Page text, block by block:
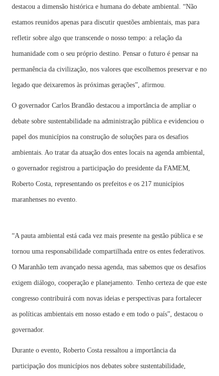
destacou a dimensão histórica e humana do debate ambiental. “Não
estamos reunidos apenas para discutir questões ambientais, mas para
refletir sobre algo que transcende o nosso tempo: a relação da
humanidade com o seu próprio destino. Pensar o futuro é pensar na
permanência da civilização, nos valores que escolhemos preservar e no
legado que deixaremos às próximas gerações”, afirmou.
O governador Carlos Brandão destacou a importância de ampliar o
debate sobre sustentabilidade na administração pública e evidenciou o
papel dos municípios na construção de soluções para os desafios
ambientais. Ao tratar da atuação dos entes locais na agenda ambiental,
o governador registrou a participação do presidente da FAMEM,
Roberto Costa, representando os prefeitos e os 217 municípios
maranhenses no evento.
“A pauta ambiental está cada vez mais presente na gestão pública e se
tornou uma responsabilidade compartilhada entre os entes federativos.
O Maranhão tem avançado nessa agenda, mas sabemos que os desafios
exigem diálogo, cooperação e planejamento. Tenho certeza de que este
congresso contribuirá com novas ideias e perspectivas para fortalecer
as políticas ambientais em nosso estado e em todo o país”, destacou o
governador.
Durante o evento, Roberto Costa ressaltou a importância da
participação dos municípios nos debates sobre sustentabilidade,